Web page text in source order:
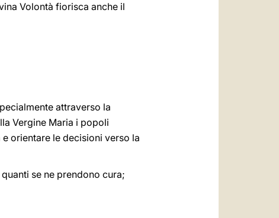
Volontà fiorisca anche il
attraverso la
Vergine Maria i popoli
orientare le decisioni verso la
se ne prendono cura;